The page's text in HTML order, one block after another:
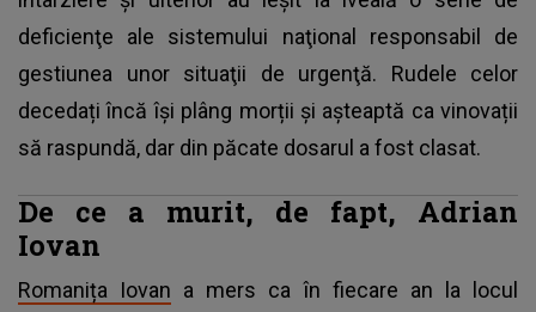
deficienţe ale sistemului naţional responsabil de
gestiunea unor situaţii de urgenţă. Rudele celor
decedați încă își plâng morții și așteaptă ca vinovații
să raspundă, dar din păcate dosarul a fost clasat.
De ce a murit, de fapt, Adrian
Iovan
Romanița Iovan a mers ca în fiecare an la locul